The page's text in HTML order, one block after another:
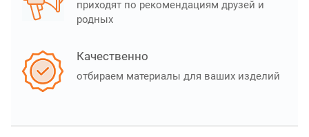
приходят по рекомендациям друзей и
родных
Качественно
отбираем материалы для ваших изделий